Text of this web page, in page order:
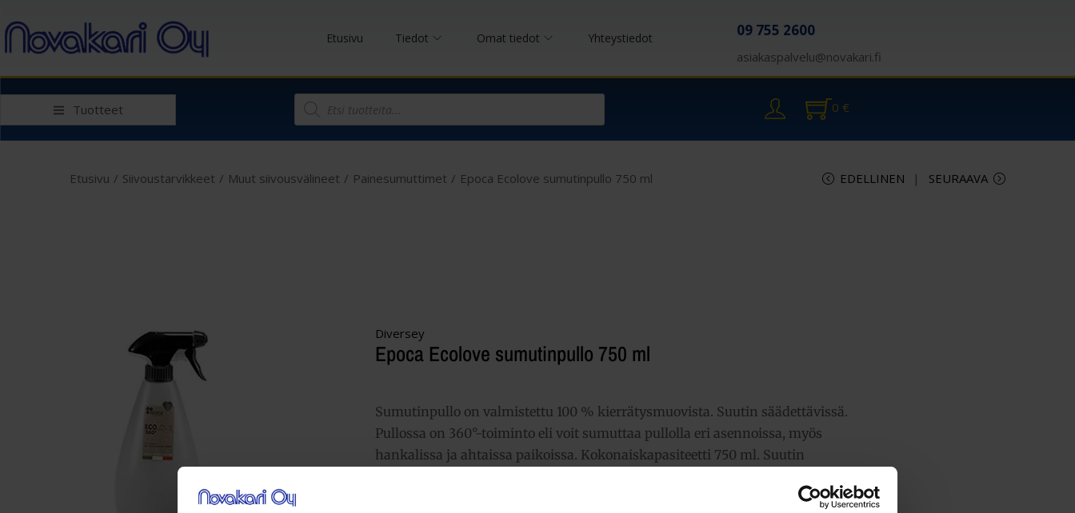
Etusivu Tiedot Omat tiedot Yhteystiedot 09 755 2600
asiakaspalvelu@novakari.fi
Tuotteet 0 €
Etusivu / Siivoustarvikkeet / Muut siivousvälineet / Painesumuttimet / Epoca Ecolove sumutinpullo 750 ml EDELLINEN SEURAAVA
Diversey
Epoca Ecolove sumutinpullo 750 ml
Sumutinpullo on valmistettu 100 % kierrätysmuovista. Suutin säädettävissä.
Pullossa on 360°-toiminto eli voit sumuttaa pullolla eri asennoissa, myös
hankalissa ja ahtaissa paikoissa. Kokonaiskapasiteetti 750 ml. Suutin